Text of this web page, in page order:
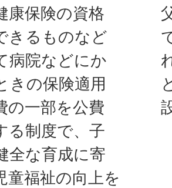
康保険の資格
きるものなど
病院などにか
きの保険適用
の一部を公費
る制度で、子
全な育成に寄
童福祉の向上を